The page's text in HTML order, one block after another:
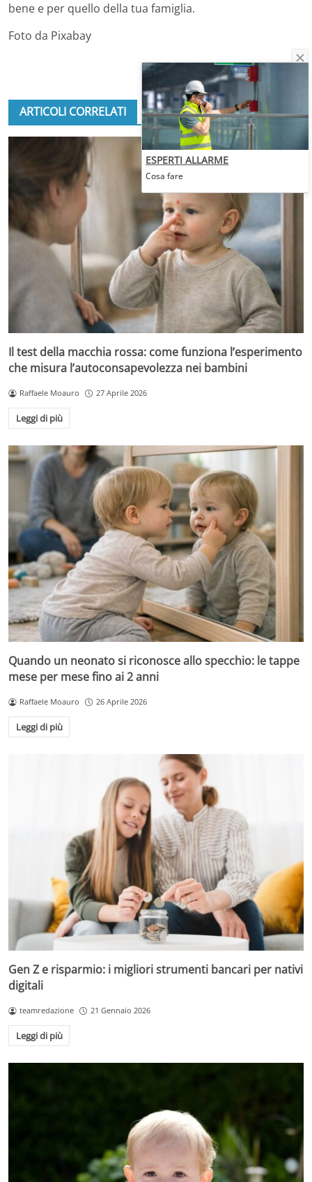
bene e per quello della tua famiglia.
Foto da Pixabay
ARTICOLI CORRELATI
Il test della macchia rossa: come funziona l’esperimento
che misura l’autoconsapevolezza nei bambini
Raffaele Moauro 27 Aprile 2026
Leggi di più
Quando un neonato si riconosce allo specchio: le tappe
mese per mese fino ai 2 anni
Raffaele Moauro 26 Aprile 2026
Leggi di più
Gen Z e risparmio: i migliori strumenti bancari per nativi
digitali
teamredazione 21 Gennaio 2026
Leggi di più
ESPERTI ALLARME
Cosa fare